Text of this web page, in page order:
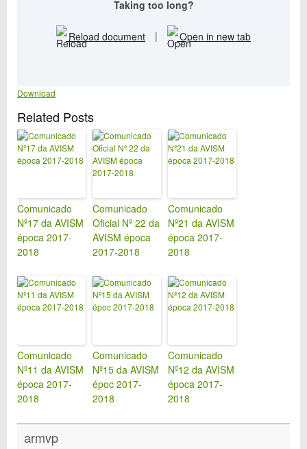
Taking too long?
Reload document | Open in new tab
Download
Related Posts
Comunicado
Nº17 da AVISM
época 2017-
2018
Comunicado
Oficial Nº 22 da
AVISM época
2017-2018
Comunicado
Nº21 da AVISM
época 2017-
2018
Comunicado
Nº11 da AVISM
época 2017-
2018
Comunicado
Nº15 da AVISM
époc 2017-
2018
Comunicado
Nº12 da AVISM
época 2017-
2018
armvp